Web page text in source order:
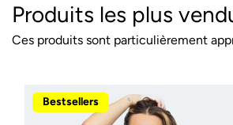
Produits les plus
Ces produits sont particulièrement
Bestsellers